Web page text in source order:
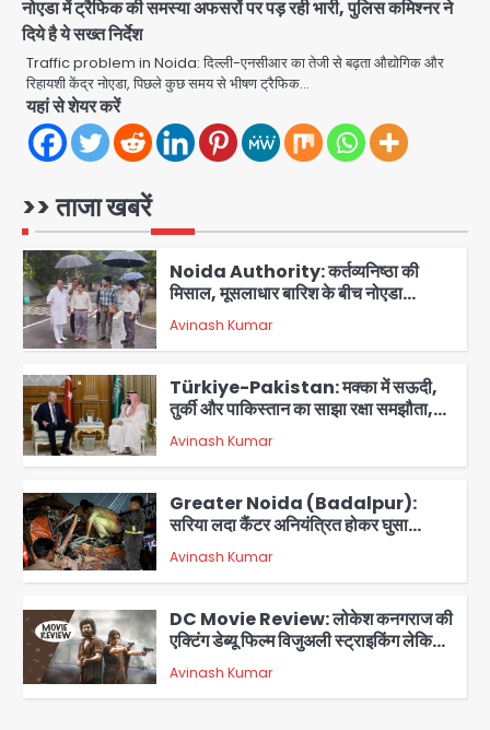
नोएडा में ट्रैफिक की समस्या अफसरों पर पड़ रही भारी, पुलिस कमिश्नर ने
दिये है ये सख्त निर्देश
Traffic problem in Noida: दिल्ली-एनसीआर का तेजी से बढ़ता औद्योगिक और
रिहायशी केंद्र नोएडा, पिछले कुछ समय से भीषण ट्रैफिक…
यहां से शेयर करें
>> ताजा खबरें
5
एक्टिंग डेब्यू फिल्म विजुअली स्ट्राइकिंग लेकिन
स्क्रीनप्ले में कमजोर, लेकिन कहानी अधूरी रह
Avinash Kumar
1
Felix Hospital Noida: फेलिक्स
2
Noida Authority: कर्तव्यनिष्ठा की
मिसाल, मूसलाधार बारिश के बीच नोएडा
प्राधिकरण ने संभाला मोर्चा, सेक्टर 105
आरडब्ल्यूए ने जताया आभार
Avinash Kumar
3
Türkiye-Pakistan: मक्का में सऊदी,
तुर्की और पाकिस्तान का साझा रक्षा समझौता,
जानें इसके मायने
Avinash Kumar
4
Greater Noida (Badalpur):
सरिया लदा कैंटर अनियंत्रित होकर घुसा
किराना दुकान में , ड्राइवर की मौत
Avinash Kumar
5
DC Movie Review: लोकेश कनगराज की
एक्टिंग डेब्यू फिल्म विजुअली स्ट्राइकिंग लेकिन
स्क्रीनप्ले में कमजोर, लेकिन कहानी अधूरी रह
गई, 3 स्टार रेटिंग
Avinash Kumar